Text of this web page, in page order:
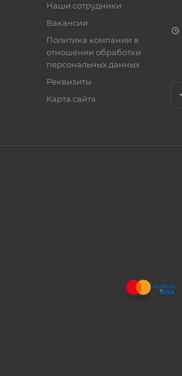
Наши сотрудники
Вакансии
Политика компании в
отношении обработки
персональных данных
Реквизиты
Карта сайта